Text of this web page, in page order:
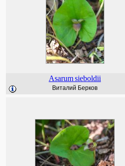
Asarumsieboldii
Виталий Берков